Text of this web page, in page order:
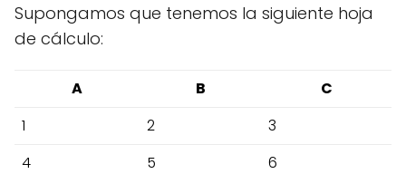
Supongamos que tenemos la siguiente hoja
de cálculo:
A B
C
1
2
3
4
5
6